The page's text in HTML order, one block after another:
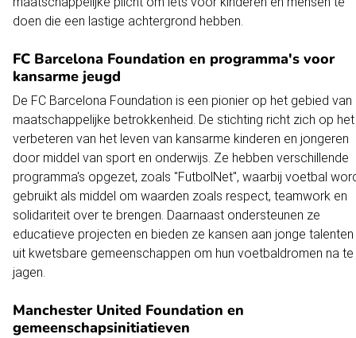
doen die een lastige achtergrond hebben.
FC Barcelona Foundation en programma's voor
kansarme jeugd
De FC Barcelona Foundation is een pionier op het gebied van
maatschappelijke betrokkenheid. De stichting richt zich op het
verbeteren van het leven van kansarme kinderen en jongeren
door middel van sport en onderwijs. Ze hebben verschillende
programma's opgezet, zoals "FutbolNet", waarbij voetbal
gebruikt als middel om waarden zoals respect, teamwork en
solidariteit over te brengen. Daarnaast ondersteunen ze
educatieve projecten en bieden ze kansen aan jonge talenten
uit kwetsbare gemeenschappen om hun voetbaldromen na te
jagen.
Manchester United Foundation en
gemeenschapsinitiatieven